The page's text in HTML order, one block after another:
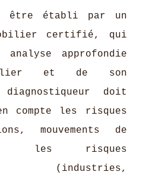
être établi par un
certifié, qui
approfondie
et de son
diagnostiqueur doit
compte les risques
mouvements de
les risques
(industries,